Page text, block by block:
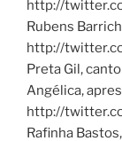
http://
Rubens
http://
Preta Gil,
Angélica,
http://
Rafinha